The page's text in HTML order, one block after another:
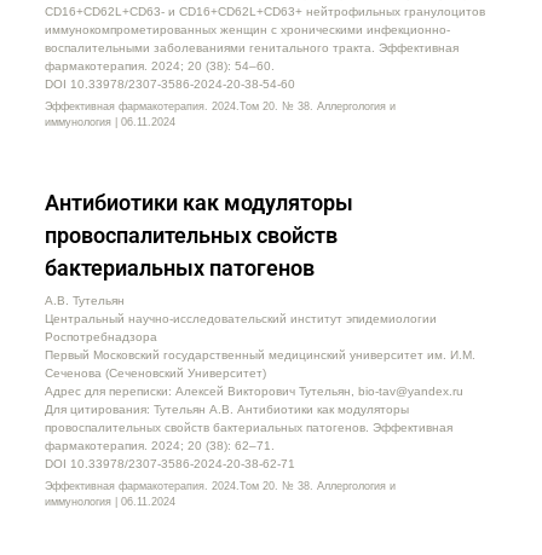
CD16+CD62L+CD63- и CD16+CD62L+CD63+ нейтрофильных гранулоцитов
иммунокомпрометированных женщин с хроническими инфекционно-
воспалительными заболеваниями генитального тракта. Эффективная
фармакотерапия. 2024; 20 (38): 54–60.
DOI 10.33978/2307-3586-2024-20-38-54-60
Эффективная фармакотерапия. 2024.Том 20. № 38. Аллергология и
иммунология | 06.11.2024
Антибиотики как модуляторы
провоспалительных свойств
бактериальных патогенов
А.В. Тутельян
Центральный научно-исследовательский институт эпидемиологии
Роспотребнадзора
Первый Московский государственный медицинский университет им. И.М.
Сеченова (Сеченовский Университет)
Адрес для переписки: Алексей Викторович Тутельян, bio-tav@yandex.ru
Для цитирования: Тутельян А.В. Антибиотики как модуляторы
провоспалительных свойств бактериальных патогенов. Эффективная
фармакотерапия. 2024; 20 (38): 62–71.
DOI 10.33978/2307-3586-2024-20-38-62-71
Эффективная фармакотерапия. 2024.Том 20. № 38. Аллергология и
иммунология | 06.11.2024